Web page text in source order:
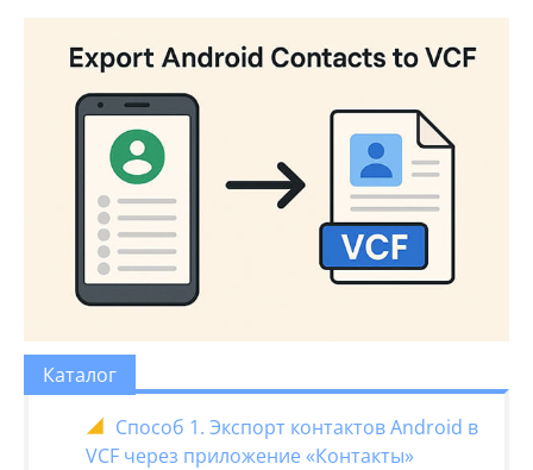
Каталог
Способ 1. Экспорт контактов Android в
VCF через приложение «Контакты»